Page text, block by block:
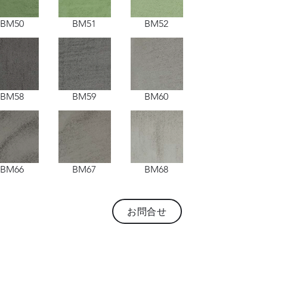
BM50
BM58
BM66
BM51
BM59
BM67
BM52
BM60
BM68
お問合せ